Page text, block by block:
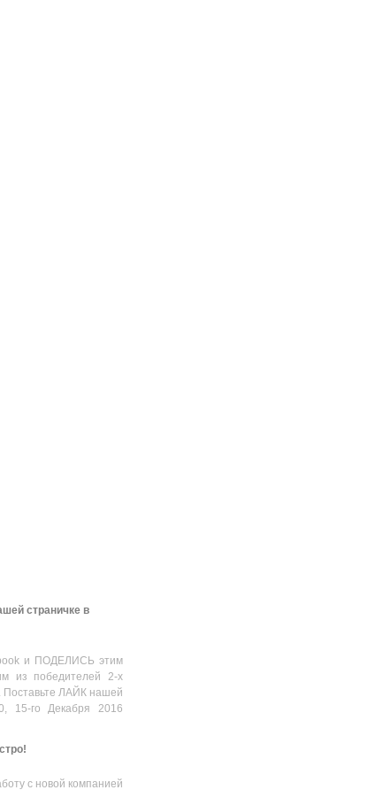
страничке в
и ПОДЕЛИСЬ этим
из победителей 2-х
Поставьте ЛАЙК нашей
15-го Декабря 2016
с новой компанией